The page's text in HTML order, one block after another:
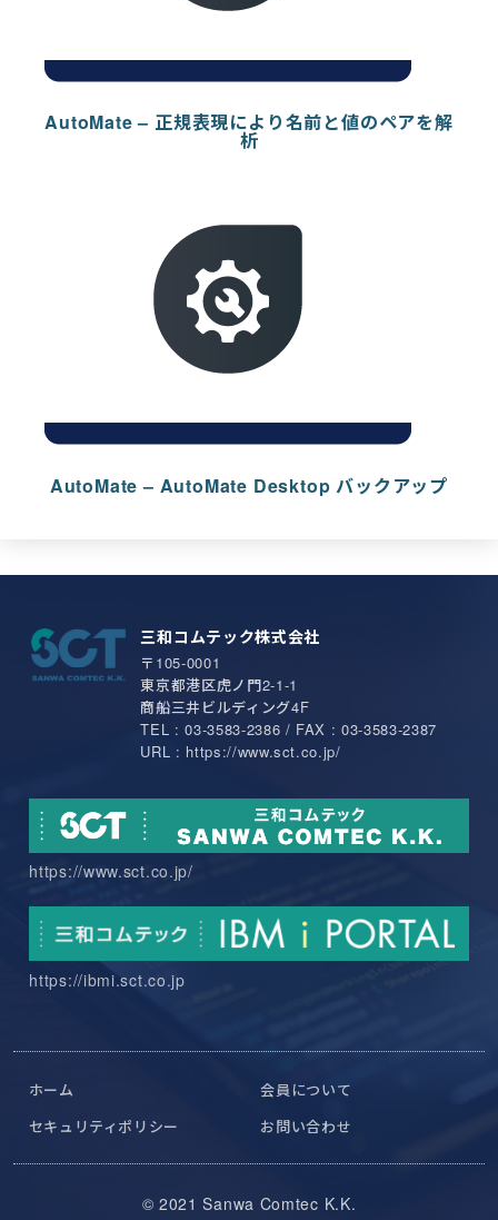
AutoMate – 正規表現により名前と値のペアを解
析
AutoMate – AutoMate Desktop バックアップ
三和コムテック株式会社
〒105-0001
東京都港区虎ノ門2-1-1
商船三井ビルディング4F
TEL : 03-3583-2386 / FAX : 03-3583-2387
URL : https://www.sct.co.jp/
https://www.sct.co.jp/
https://ibmi.sct.co.jp
ホーム
会員について
セキュリティポリシー
お問い合わせ
© 2021 Sanwa Comtec K.K.